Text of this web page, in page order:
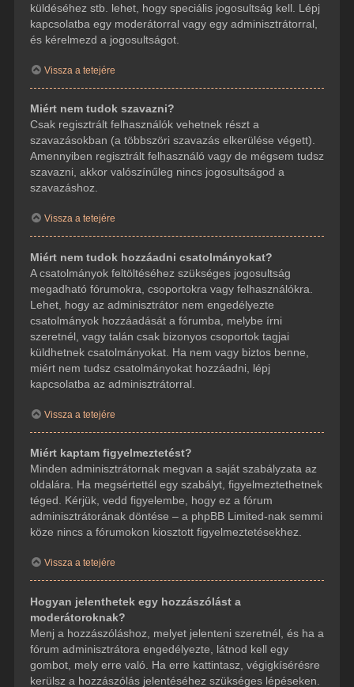
küldéséhez stb. lehet, hogy speciális jogosultság kell. Lépj
kapcsolatba egy moderátorral vagy egy adminisztrátorral,
és kérelmezd a jogosultságot.
Vissza a tetejére
Miért nem tudok szavazni?
Csak regisztrált felhasználók vehetnek részt a
szavazásokban (a többszöri szavazás elkerülése végett).
Amennyiben regisztrált felhasználó vagy de mégsem tudsz
szavazni, akkor valószínűleg nincs jogosultságod a
szavazáshoz.
Vissza a tetejére
Miért nem tudok hozzáadni csatolmányokat?
A csatolmányok feltöltéséhez szükséges jogosultság
megadható fórumokra, csoportokra vagy felhasználókra.
Lehet, hogy az adminisztrátor nem engedélyezte
csatolmányok hozzáadását a fórumba, melybe írni
szeretnél, vagy talán csak bizonyos csoportok tagjai
küldhetnek csatolmányokat. Ha nem vagy biztos benne,
miért nem tudsz csatolmányokat hozzáadni, lépj
kapcsolatba az adminisztrátorral.
Vissza a tetejére
Miért kaptam figyelmeztetést?
Minden adminisztrátornak megvan a saját szabályzata az
oldalára. Ha megsértettél egy szabályt, figyelmeztethetnek
téged. Kérjük, vedd figyelembe, hogy ez a fórum
adminisztrátorának döntése – a phpBB Limited-nak semmi
köze nincs a fórumokon kiosztott figyelmeztetésekhez.
Vissza a tetejére
Hogyan jelenthetek egy hozzászólást a
moderátoroknak?
Menj a hozzászóláshoz, melyet jelenteni szeretnél, és ha a
fórum adminisztrátora engedélyezte, látnod kell egy
gombot, mely erre való. Ha erre kattintasz, végigkísérésre
kerülsz a hozzászólás jelentéséhez szükséges lépéseken.